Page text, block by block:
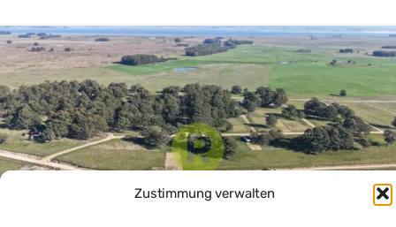
Zustimmung verwalten